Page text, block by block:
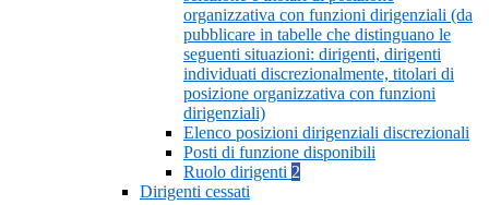
organizzativa con funzioni dirigenziali (da
pubblicare in tabelle che distinguano le
seguenti situazioni: dirigenti, dirigenti
individuati discrezionalmente, titolari di
posizione organizzativa con funzioni
dirigenziali)
Elenco posizioni dirigenziali discrezionali
Posti di funzione disponibili
Ruolo dirigenti 2
Dirigenti cessati